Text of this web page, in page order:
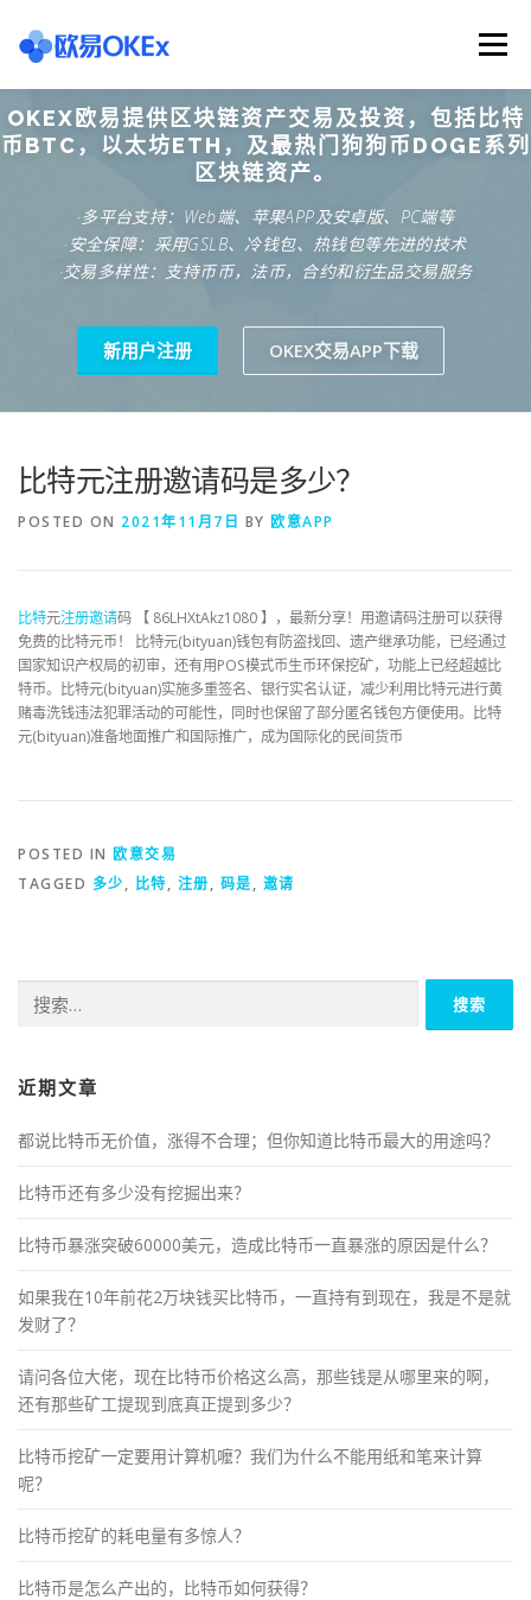
content
Menu
欧意交易所 关于欧意OKX 欧意APP下载
欧意注册网址 欧意交易下载 欧意团队
OKEX欧易提供区块链资产交易及投资，包括比特
币BTC，以太坊ETH，及最热门狗狗币DOGE系列
区块链资产。
·多平台支持：Web端、苹果APP及安卓版、PC端等
·安全保障：采用GSLB、冷钱包、热钱包等先进的技术
·交易多样性：支持币币，法币，合约和衍生品交易服务
新用户注册 OKEX交易APP下载
比特元注册邀请码是多少？
POSTED ON 2021年11月7日 BY 欧意APP
比特元注册邀请码 【 86LHXtAkz1080 】，最新分享！用邀请码注册可以获得
免费的比特元币！ 比特元(bityuan)钱包有防盗找回、遗产继承功能，已经通过
国家知识产权局的初审，还有用POS模式币生币环保挖矿，功能上已经超越比
特币。比特元(bityuan)实施多重签名、银行实名认证，减少利用比特元进行黄
赌毒洗钱违法犯罪活动的可能性，同时也保留了部分匿名钱包方便使用。比特
元(bityuan)准备地面推广和国际推广，成为国际化的民间货币
POSTED IN 欧意交易
TAGGED 多少, 比特, 注册, 码是, 邀请
索：
近期文章
都说比特币无价值，涨得不合理；但你知道比特币最大的用途吗？
比特币还有多少没有挖掘出来？
比特币暴涨突破60000美元，造成比特币一直暴涨的原因是什么？
如果我在10年前花2万块钱买比特币，一直持有到现在，我是不是就
发财了？
请问各位大佬，现在比特币价格这么高，那些钱是从哪里来的啊，
还有那些矿工提现到底真正提到多少？
比特币挖矿一定要用计算机嚒？我们为什么不能用纸和笔来计算
呢？
比特币挖矿的耗电量有多惊人？
比特币是怎么产出的，比特币如何获得？